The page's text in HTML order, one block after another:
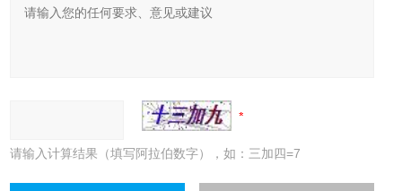
请输入计算结果（填写阿拉伯数字），如：三加四=7